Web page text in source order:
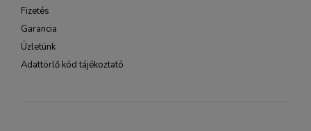
Fizetés
Garancia
Üzletünk
Adattörlő kód tájékoztató